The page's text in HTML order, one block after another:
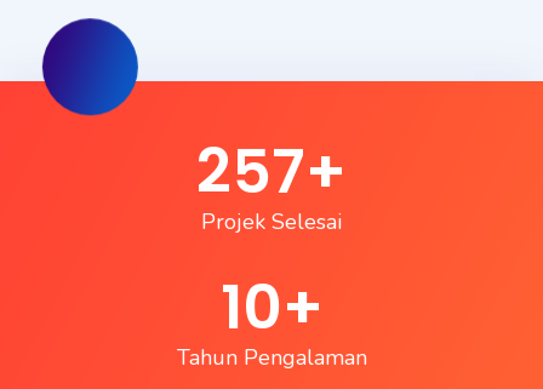
Projek Selesai
257+
Tahun Pengalaman
10+